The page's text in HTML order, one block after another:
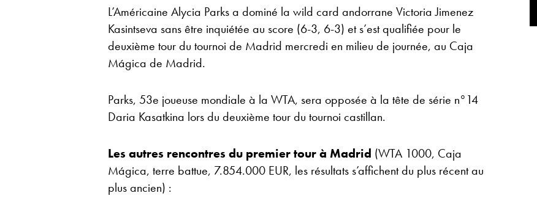
L’Américaine Alycia Parks a dominé la wild card andorrane Victoria Jimenez
Kasintseva sans être inquiétée au score (6-3, 6-3) et s’est qualifiée pour le
deuxième tour du tournoi de Madrid mercredi en milieu de journée, au Caja
Mágica de Madrid.
Parks, 53e joueuse mondiale à la WTA, sera opposée à la tête de série n°14
Daria Kasatkina lors du deuxième tour du tournoi castillan.
Les autres rencontres du premier tour à Madrid (WTA 1000, Caja
Mágica, terre battue, 7.854.000 EUR, les résultats s’affichent du plus récent au
plus ancien) :